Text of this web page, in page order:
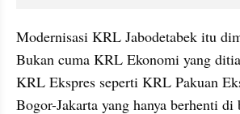
Modernisasi KRL Jabodetabek itu
Bukan cuma KRL Ekonomi yang
KRL Ekspres seperti KRL Pakuan
Bogor-Jakarta yang hanya berhenti di